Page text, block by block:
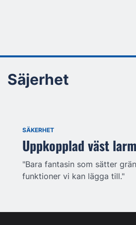
Säjerhet
SÄKERHET
Uppkopplad väst
"Bara fantasin som sätter
funktioner vi kan lägga till."